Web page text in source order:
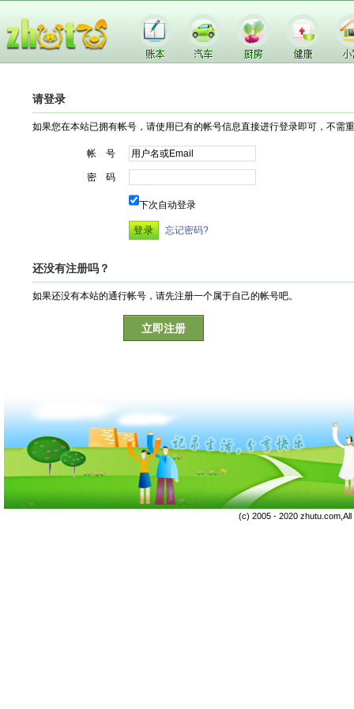
请登录
如果您在本站已拥有帐号，请使用已有的帐号信息直接进行登录即可，不需
帐 号
密 码
下次自动登录
忘记密码?
还没有注册吗？
如果还没有本站的通行帐号，请先注册一个属于自己的帐号吧。
立即注册
(c) 2005 - 2020